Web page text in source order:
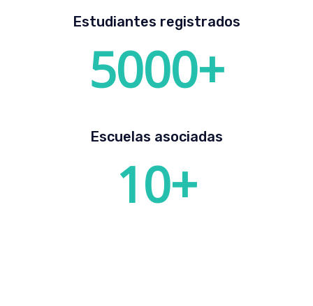
Estudiantes registrados
5000+
Escuelas asociadas
10+